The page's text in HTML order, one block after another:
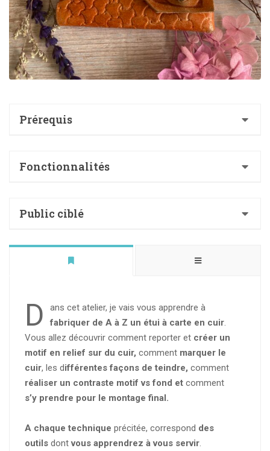
Prérequis
Fonctionnalités
Apprendre à teindre au tampon
apprendre à perforer le cuir
apprendre à monter un accessoire en cuir
Public ciblé
Débutant·e
D
ans cet atelier, je vais vous apprendre à
fabriquer de A à Z un étui à carte en cuir.
Vous allez découvrir comment reporter et créer un
motif en relief sur du cuir, comment marquer le
cuir, les différentes façons de teindre, comment
réaliser un contraste motif vs fond et comment
s’y prendre pour le montage final.
A chaque technique précitée, correspond des
outils dontvous apprendrez à vous servir.